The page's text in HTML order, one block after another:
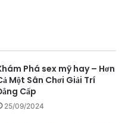
Phá sex mỹ hay – Hơn
Một Sân Chơi Giải Trí
Cấp
25/09/2024